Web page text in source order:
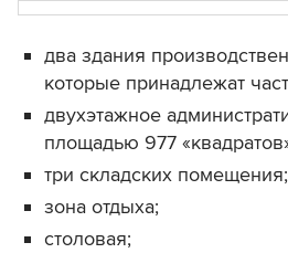
два здания
которые принадлежат
двухэтажное
площадью 977
три складских помещения;
зона отдыха;
столовая;